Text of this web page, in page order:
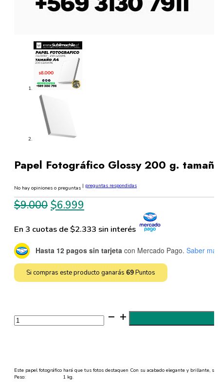
Papel Fotográfico Glossy 200 g.
No hay opiniones o preguntas | preguntas respondidas
$9.000 El
original
era:
$9.000.
$6.999
actual
es:
$6.999.
En 3 cuotas de $2.333 sin interés
Hasta 12 pagos sin tarjeta con Mercado Pago. Saber
Si compras este producto ganarás 69Puntos
Papel
Fotográfico
Glossy
100
hojas
Este papel fotográfico hará que tus fotos destaquen Con su acabado elegante y brillante,
Peso:
1 kg.